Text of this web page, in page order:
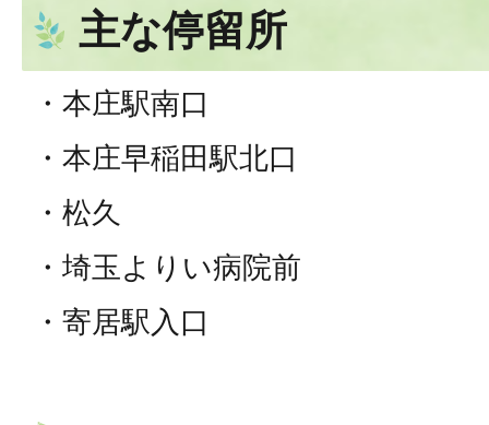
主な停留所
・本庄駅南口
・本庄早稲田駅北口
・松久
・埼玉よりい病院前
・寄居駅入口